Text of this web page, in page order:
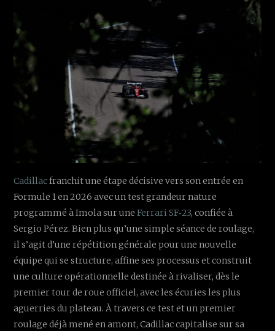
Cadillacfranchit une étape décisive vers son entrée en
Formule 1 en 2026 avec un test grandeur nature
programmé à Imola sur uneFerrari SF‑23, confiée à
Sergio Pérez. Bien plus qu’une simple séance de roulage,
il s’agit d’une répétition générale pour une nouvelle
équipe qui se structure, affine ses processus et construit
une culture opérationnelle destinée à rivaliser, dès le
premier tour de roue officiel, avec les écuries les plus
aguerries du plateau. À travers ce test et un premier
roulage déjà mené en amont, Cadillac capitalise sur sa